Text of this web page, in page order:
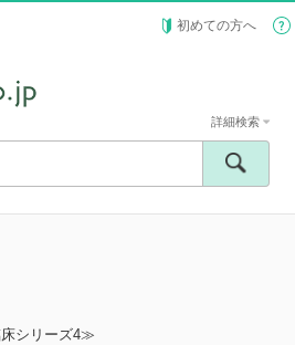
初めての方へ
詳細検索
シリーズ4≫